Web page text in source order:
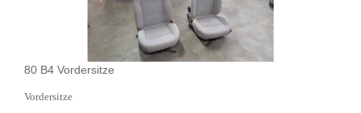
80 B4 Vordersitze
Vordersitze